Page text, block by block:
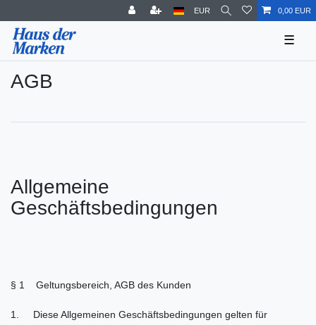
EUR 0,00 EUR
☰
AGB
Allgemeine
Geschäftsbedingungen
§ 1 Geltungsbereich, AGB des Kunden
1. Diese Allgemeinen Geschäftsbedingungen gelten für